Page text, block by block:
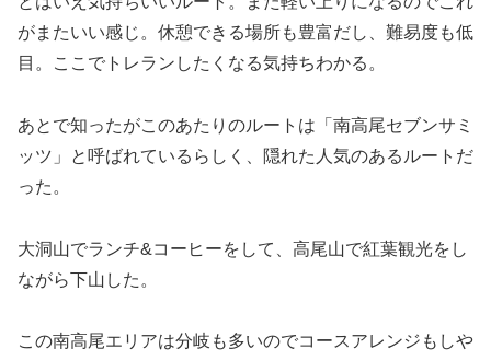
がまたいい感じ。休憩できる場所も豊富だし、難易度も低
目。ここでトレランしたくなる気持ちわかる。
あとで知ったがこのあたりのルートは「南高尾セブンサミ
ッツ」と呼ばれているらしく、隠れた人気のあるルートだ
った。
大洞山でランチ&コーヒーをして、高尾山で紅葉観光をし
ながら下山した。
この南高尾エリアは分岐も多いのでコースアレンジもしや